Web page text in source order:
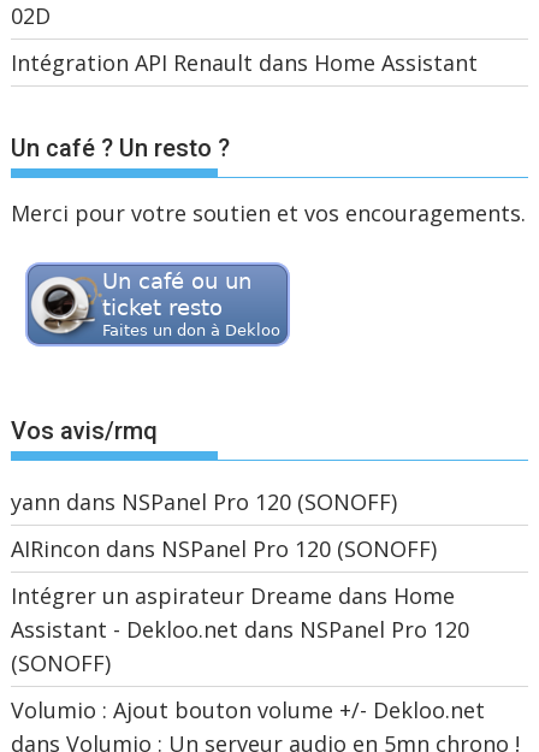
02D
Intégration API Renault dans Home Assistant
Un café ? Un resto ?
Merci pour votre soutien et vos encouragements.
Vos avis/rmq
yann dans NSPanel Pro 120 (SONOFF)
AIRincon dans NSPanel Pro 120 (SONOFF)
Intégrer un aspirateur Dreame dans Home
Assistant - Dekloo.net dans NSPanel Pro 120
(SONOFF)
Volumio : Ajout bouton volume +/- Dekloo.net
dansVolumio : Un serveur audio en 5mn chrono !